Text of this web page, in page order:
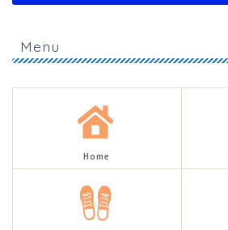
Menu
Home